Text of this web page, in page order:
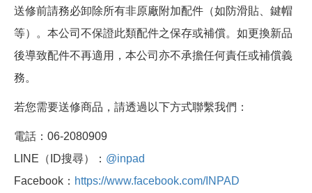
送修前請務必卸除所有非原廠附加配件（如防滑貼、鍵帽
等）。本公司不保證此類配件之保存或補償。如更換新品
後導致配件不再適用，本公司亦不承擔任何責任或補償義
務。
若您需要送修商品，請透過以下方式聯繫我們：
電話：06-2080909
LINE（ID搜尋）： @inpad
Facebook： https://www.facebook.com/INPAD